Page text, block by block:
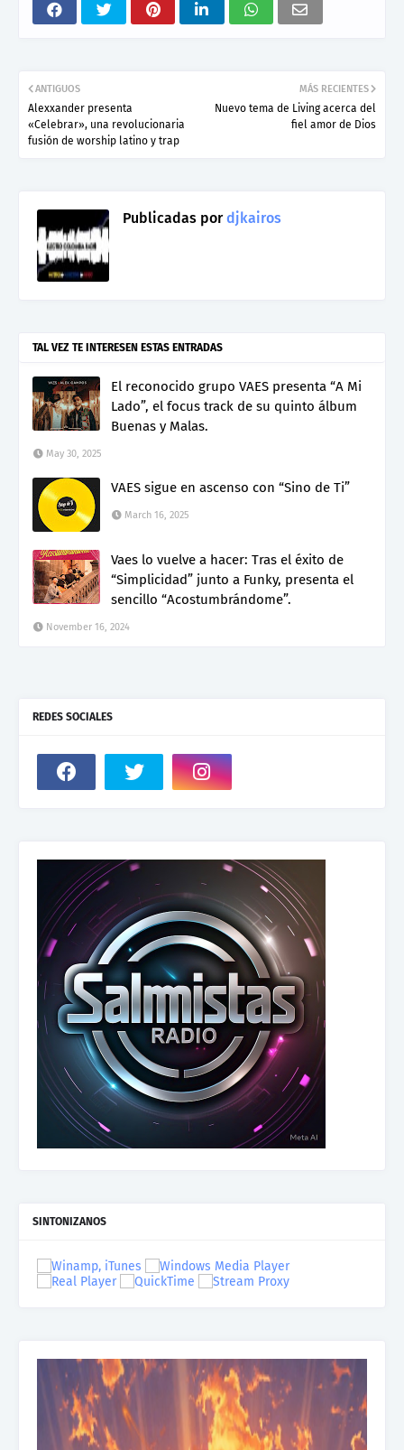
MÁS RECIENTES
Nuevo tema de Living acerca del
fiel amor de Dios
ANTIGUOS
Alexxander presenta
«Celebrar», una revolucionaria
fusión de worship latino y trap
Publicadas pordjkairos
TAL VEZ TE INTERESEN ESTAS ENTRADAS
El reconocido grupo VAES presenta “A Mi
Lado”, el focus track de su quinto álbum
Buenas y Malas.
May 30, 2025
VAES sigue en ascenso con “Sino de Ti”
March 16, 2025
Vaes lo vuelve a hacer: Tras el éxito de
“Simplicidad” junto a Funky, presenta el
sencillo “Acostumbrándome”.
November 16, 2024
REDES SOCIALES
SINTONIZANOS